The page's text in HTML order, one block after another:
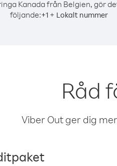
Kanada från Belgien, gör
följande:+1+ Lokalt nummer
Råd
Viber Out ger dig